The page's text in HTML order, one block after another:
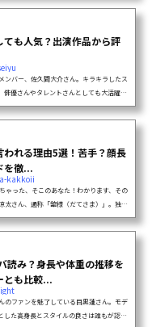
すくご紹介します。出身小学校から中学
も人気？出演作品から評
バー、佐久間大介さん。キラキラしたス
優さんやタレントさんとしても大活躍で
、近年「声優」としても注目されているの
認める大のアニメ好きなんです。その深
れる理由5選！苦手？顔長
を徹...
kakkoii
ゃった、そこのあなた！わかります、その
さん、通称「舘様（だてさま）」。独特
っちゃってる…なんてこと、ありますよ
放つ舘様。その魅力は一言では語り尽く
読み？身長や体重の推移を
も比較...
のファンを魅了している目黒蓮さん。モデ
した高身長とスタイルの良さは誰もが認め